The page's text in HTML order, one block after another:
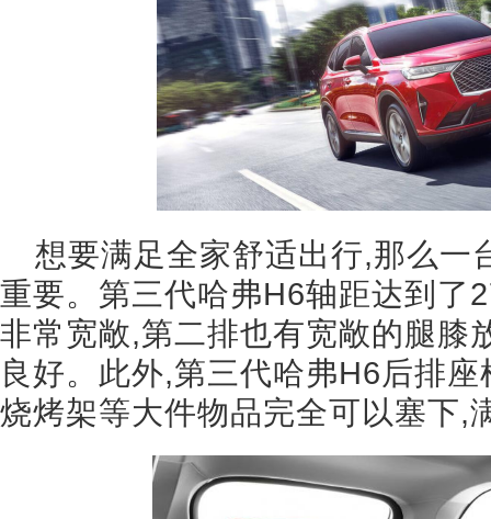
想要满足全家舒适出行,那么一
重要。第三代哈弗H6轴距达到了
非常宽敞,第二排也有宽敞的腿膝
良好。此外,第三代哈弗H6后排
烧烤架等大件物品完全可以塞下,